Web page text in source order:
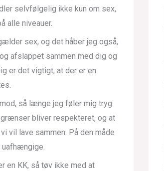
selvfølgelig ikke kun om sex,
alle niveauer.
sex, og det håber jeg også,
afslappet sammen med dig og
er det vigtigt, at der er en
så længe jeg føler mig tryg
bliver respekteret, og at
vil lave sammen. På den måde
uafhængige.
en KK, så tøv ikke med at